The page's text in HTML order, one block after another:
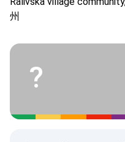
州
?